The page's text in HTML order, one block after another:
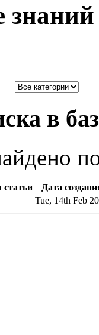
знаний
в
статьи
Дата
Tue, 14th Feb